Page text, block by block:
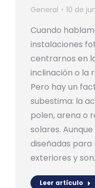
General 10 de
Cuando
instalaciones
centrarnos en
inclinación o la
Pero hay un
subestima: la
polen, arena o
solares.
diseñadas para
exteriores y
Leer artículo